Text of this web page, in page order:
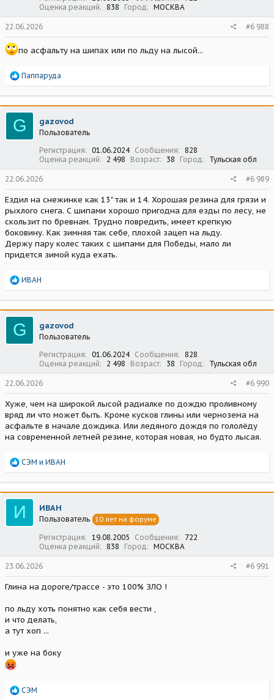
Оценка реакций
838 Город МОСКВА
22.06.2026 #6 988
по асфальту на шипах или по льду на лысой...
Р
а
к
ц
и
и
Паппаруда
G gazovod
Пользователь
Регистрация
01.06.2024 Сообщения
828
Оценка реакций
2 498 Возраст 38 Город Тульская обл
22.06.2026 #6 989
Ездил на снежинке как 13" так и 14. Хорошая резина для грязи и
рыхлого снега. С шипами хорошо пригодна для езды по лесу, не
скользит по бревнам. Трудно повредить, имеет крепкую
боковину. Как зимняя так себе, плохой зацеп на льду.
Держу пару колес таких с шипами для Победы, мало ли
придется зимой куда ехать.
Р
а
к
ц
и
и
ИВАН
G gazovod
Пользователь
Регистрация
01.06.2024 Сообщения
828
Оценка реакций
2 498 Возраст 38 Город Тульская обл
22.06.2026 #6 990
Хуже, чем на широкой лысой радиалке по дождю проливному
вряд ли что может быть. Кроме кусков глины или чернозема на
асфальте в начале дождика. Или ледяного дождя по гололёду
на современной летней резине, которая новая, но будто лысая.
Р
а
к
ц
и
и
СЭМ и ИВАН
И ИВАН
Пользователь 10 лет на форуме
Регистрация 19.08.2005 Сообщения
722
Оценка реакций
838 Город МОСКВА
23.06.2026 #6 991
Глина на дороге/трассе - это 100% ЗЛО !
по льду хоть понятно как себя вести ,
и что делать,
а тут хоп ...
и уже на боку
Р
СЭМ